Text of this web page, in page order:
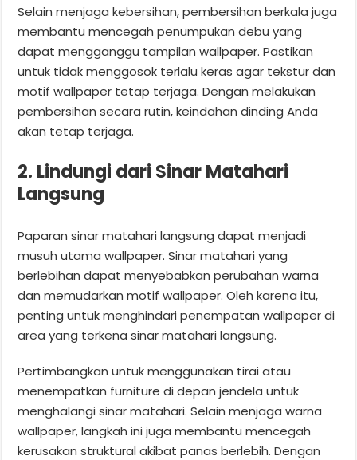
Selain menjaga kebersihan, pembersihan berkala juga
membantu mencegah penumpukan debu yang
dapat mengganggu tampilan wallpaper. Pastikan
untuk tidak menggosok terlalu keras agar tekstur dan
motif wallpaper tetap terjaga. Dengan melakukan
pembersihan secara rutin, keindahan dinding Anda
akan tetap terjaga.
2. Lindungi dari Sinar Matahari
Langsung
Paparan sinar matahari langsung dapat menjadi
musuh utama wallpaper. Sinar matahari yang
berlebihan dapat menyebabkan perubahan warna
dan memudarkan motif wallpaper. Oleh karena itu,
penting untuk menghindari penempatan wallpaper di
area yang terkena sinar matahari langsung.
Pertimbangkan untuk menggunakan tirai atau
menempatkan furniture di depan jendela untuk
menghalangi sinar matahari. Selain menjaga warna
wallpaper, langkah ini juga membantu mencegah
kerusakan struktural akibat panas berlebih. Dengan